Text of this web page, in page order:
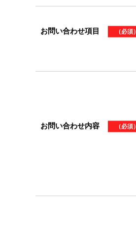
お問い合わせ項目 （必須）
お問い合わせ内容 （必須）